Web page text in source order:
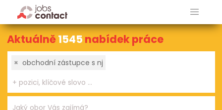
Aktuálně1545 nabídek práce
× obchodní zástupce s nj